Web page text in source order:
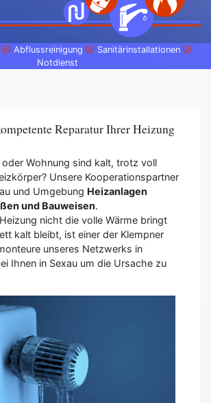
Abflussreinigung
Sanitärinstallationen
Notdienst
Reparatur Ihrer Heizung
oder Wohnung sind kalt, trotz voll
Unsere Kooperationspartner
und Umgebung Heizanlagen
und Bauweisen.
nicht die volle Wärme bringt
kalt bleibt, ist einer der Klempner
unseres Netzwerks in
Ihnen in Sexau um die Ursache zu